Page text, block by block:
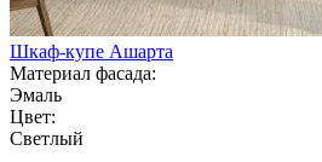
Шкаф-купе Ашарта
Материал фасада:
Эмаль
Цвет:
Светлый